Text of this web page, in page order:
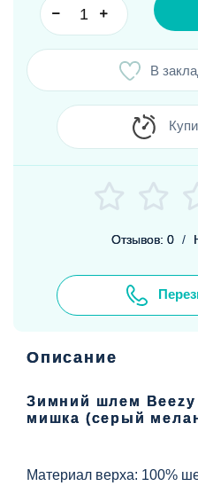
В
Отзывов: 0 /
Описание
Зимний шлем Beezy
мишка (серый
Материал верха: